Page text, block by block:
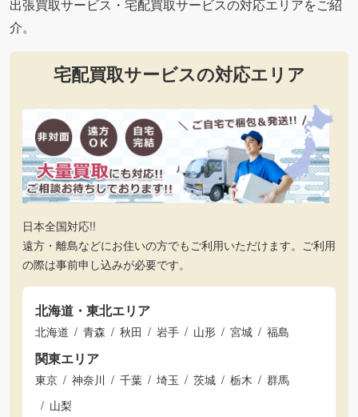
出張買取サービス・宅配買取サービスの対応エリアをご紹
介。
宅配買取サービスの対応エリア
日本全国対応!!
遠方・離島などにお住いの方でもご利用いただけます。ご利用
の際は事前申し込みが必要です。
北海道・東北エリア
北海道 青森 秋田 岩手 山形 宮城 福島
関東エリア
東京 神奈川 千葉 埼玉 茨城 栃木
群馬
山梨